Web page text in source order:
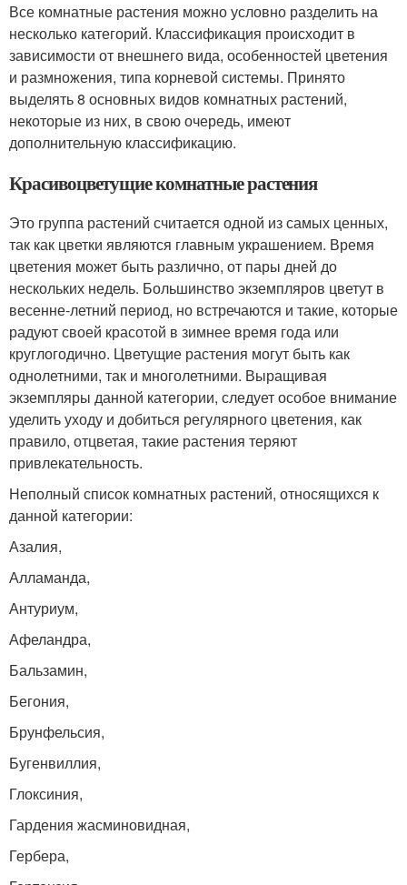
Все комнатные растения можно условно разделить на
несколько категорий. Классификация происходит в
зависимости от внешнего вида, особенностей цветения
и размножения, типа корневой системы. Принято
выделять 8 основных видов комнатных растений,
некоторые из них, в свою очередь, имеют
дополнительную классификацию.
Красивоцветущие комнатные растения
Это группа растений считается одной из самых ценных,
так как цветки являются главным украшением. Время
цветения может быть различно, от пары дней до
нескольких недель. Большинство экземпляров цветут в
весенне-летний период, но встречаются и такие, которые
радуют своей красотой в зимнее время года или
круглогодично. Цветущие растения могут быть как
однолетними, так и многолетними. Выращивая
экземпляры данной категории, следует особое внимание
уделить уходу и добиться регулярного цветения, как
правило, отцветая, такие растения теряют
привлекательность.
Неполный список комнатных растений, относящихся к
данной категории:
Азалия,
Алламанда,
Антуриум,
Афеландра,
Бальзамин,
Бегония,
Брунфельсия,
Бугенвиллия,
Глоксиния,
Гардения жасминовидная,
Гербера,